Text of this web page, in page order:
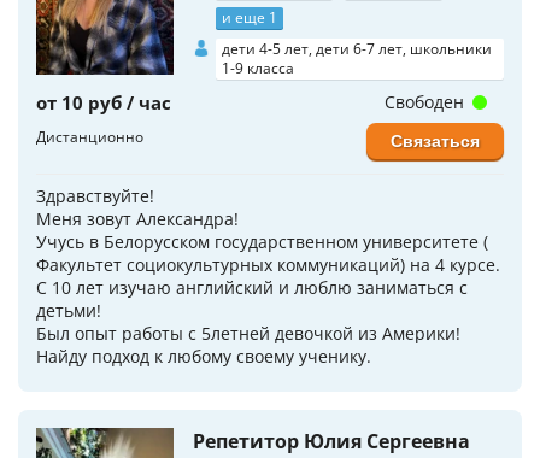
и еще 1
дети 4-5 лет, дети 6-7 лет, школьники
1-9 класса
от 10 руб / час
Дистанционно
Здравствуйте!
Меня зовут Александра!
Учусь в Белорусском государственном университете (
Факультет социокультурных коммуникаций) на 4 курсе.
С 10 лет изучаю английский и люблю заниматься с
детьми!
Был опыт работы с 5летней девочкой из Америки!
Найду подход к любому своему ученику.
Свободен
Связаться
Репетитор Юлия Сергеевна